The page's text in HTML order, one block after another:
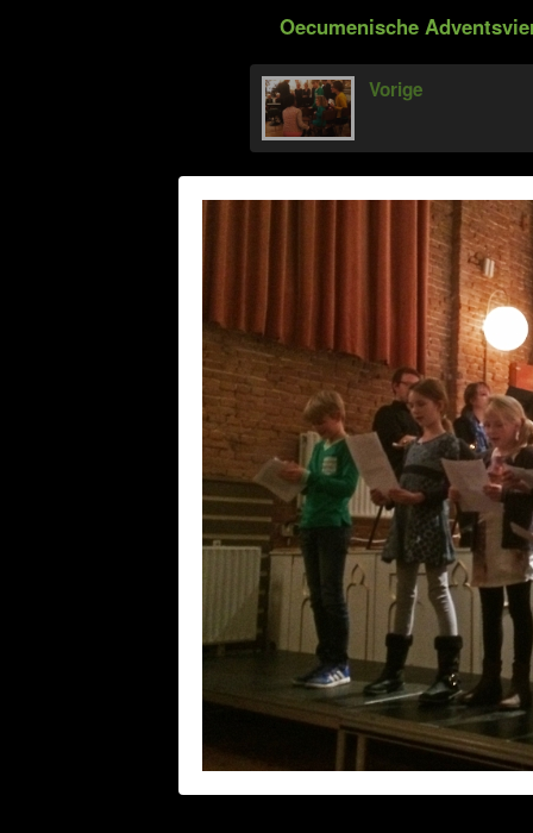
Oecumenische
Vorige